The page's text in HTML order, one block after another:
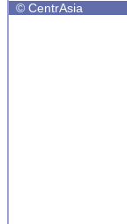
© CentrAsia